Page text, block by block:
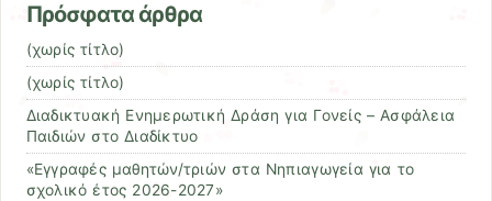
Πρόσφατα άρθρα
(χωρίς τίτλο)
(χωρίς τίτλο)
Διαδικτυακή Ενημερωτική Δράση για Γονείς – Ασφάλεια
Παιδιών στο Διαδίκτυο
«Εγγραφές μαθητών/τριών στα Νηπιαγωγεία για το
σχολικό έτος 2026-2027»